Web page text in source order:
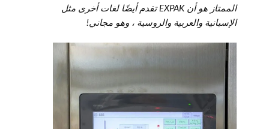
الممتاز هو أن EXPAK تقدم أيضًا لغات أخرى مثل
الإسبانية والعربية والروسية ، وهو مجاني!